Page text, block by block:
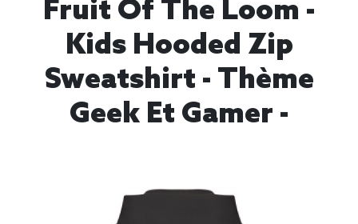
Fruit Of The Loom -
Kids Hooded Zip
Sweatshirt - Thème
Geek Et Gamer -